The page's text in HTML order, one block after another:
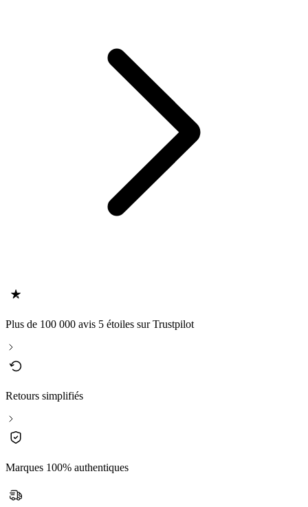
Plus de 100 000 avis 5 étoiles sur Trustpilot
Retours simplifiés
Marques 100% authentiques